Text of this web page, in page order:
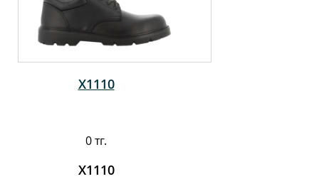
X1110
0 тг.
X1110